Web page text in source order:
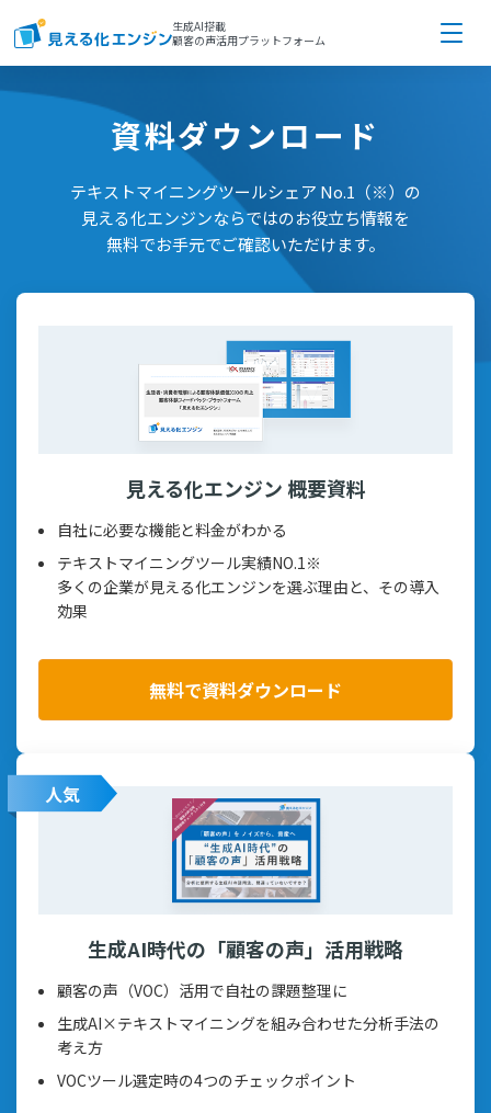
生成AI搭載
顧客の声活用プラットフォーム
資料ダウンロード
テキストマイニングツールシェア No.1（※）の
見える化エンジンならではのお役立ち情報を
無料でお手元でご確認いただけます。
見える化エンジン 概要資料
自社に必要な機能と料金がわかる
テキストマイニングツール実績NO.1※
多くの企業が見える化エンジンを選ぶ理由と、その導入
効果
無料で資料ダウンロード
人気
生成AI時代の「顧客の声」活用戦略
顧客の声（VOC）活用で自社の課題整理に
生成AI×テキストマイニングを組み合わせた分析手法の
考え方
VOCツール選定時の4つのチェックポイント